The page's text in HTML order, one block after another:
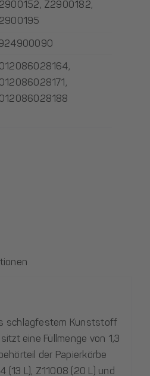
Z2900182,
schlagfestem Kunststoff
eine Füllmenge von 1,3
der Papierkörbe
(13 L), Z11008 (20 L) und